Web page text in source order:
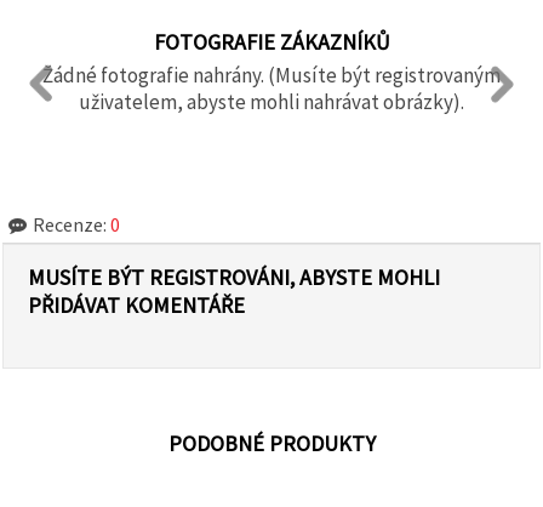
FOTOGRAFIE ZÁKAZNÍKŮ
Žádné fotografie nahrány. (Musíte být registrovaným
uživatelem, abyste mohli nahrávat obrázky).
Recenze: 0
MUSÍTE BÝT REGISTROVÁNI, ABYSTE MOHLI
PŘIDÁVAT KOMENTÁŘE
PODOBNÉ PRODUKTY